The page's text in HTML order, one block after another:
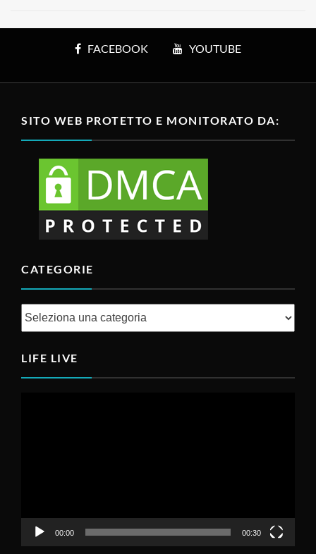
FACEBOOK YOUTUBE
SITO WEB PROTETTO E MONITORATO DA:
CATEGORIE
Categorie
LIFE LIVE
00:00 00:30